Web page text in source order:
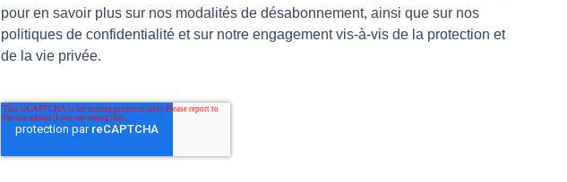
pour en savoir plus sur nos modalités de désabonnement, ainsi que sur nos
politiques de confidentialité et sur notre engagement vis-à-vis de la protection et
de la vie privée.